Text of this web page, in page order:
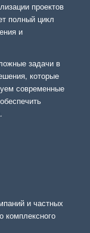
проектов
полный цикл
и
задачи в
которые
современные
и частных
комплексного